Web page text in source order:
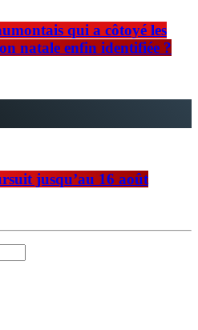
qui a côtoyé les
natale enfin identifiée ?
jusqu’au 16 août